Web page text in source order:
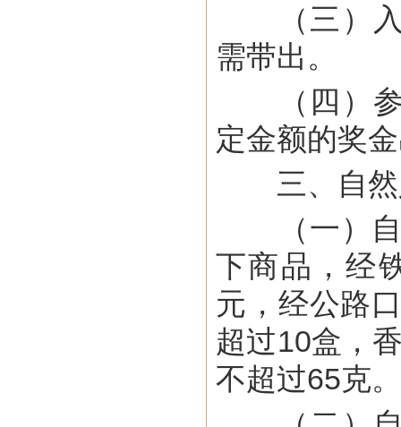
（三）入
需带出。
（四）参
定金额的奖
三、自然
（一）自
下商品，经
元，经公路
超过10盒，
不超过65克。